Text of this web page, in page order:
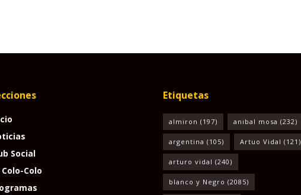
Social
Colo-Colo
Etiquetas
almiron (197) anibal mosa (232)
argentina (105) Artuo Vidal (121)
arturo vidal (240)
blanco y Negro (2085)